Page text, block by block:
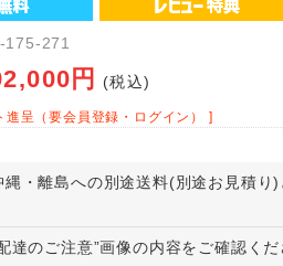
271
円 (税込)
呈（要会員登録・ログイン） ]
・離島への別途送料(別途お見積り)
達のご注意”画像の内容をご確認くだ